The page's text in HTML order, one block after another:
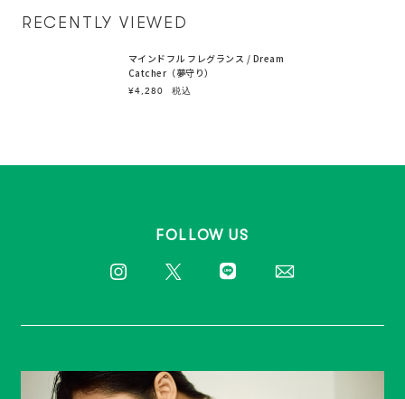
RECENTLY VIEWED
マインドフル フレグランス / Dream
Catcher（夢守り）
¥4,280 税込
FOLLOW US